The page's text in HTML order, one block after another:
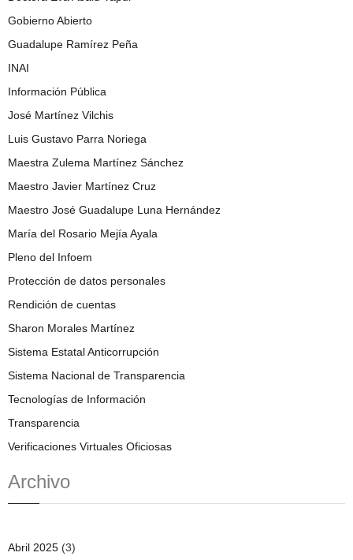
Gobierno Abierto
Guadalupe Ramírez Peña
INAI
Información Pública
José Martínez Vilchis
Luis Gustavo Parra Noriega
Maestra Zulema Martínez Sánchez
Maestro Javier Martínez Cruz
Maestro José Guadalupe Luna Hernández
María del Rosario Mejía Ayala
Pleno del Infoem
Protección de datos personales
Rendición de cuentas
Sharon Morales Martínez
Sistema Estatal Anticorrupción
Sistema Nacional de Transparencia
Tecnologías de Información
Transparencia
Verificaciones Virtuales Oficiosas
Archivo
Abril 2025 (3)